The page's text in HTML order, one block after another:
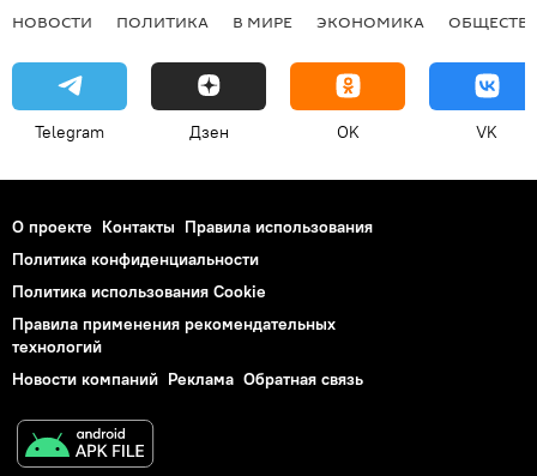
НОВОСТИ ПОЛИТИКА В МИРЕ ЭКОНОМИКА
Telegram Дзен OK VK
О проекте Контакты Правила использования
Политика конфиденциальности
Политика использования Cookie
Правила применения рекомендательных
технологий
Новости компаний Реклама Обратная связь